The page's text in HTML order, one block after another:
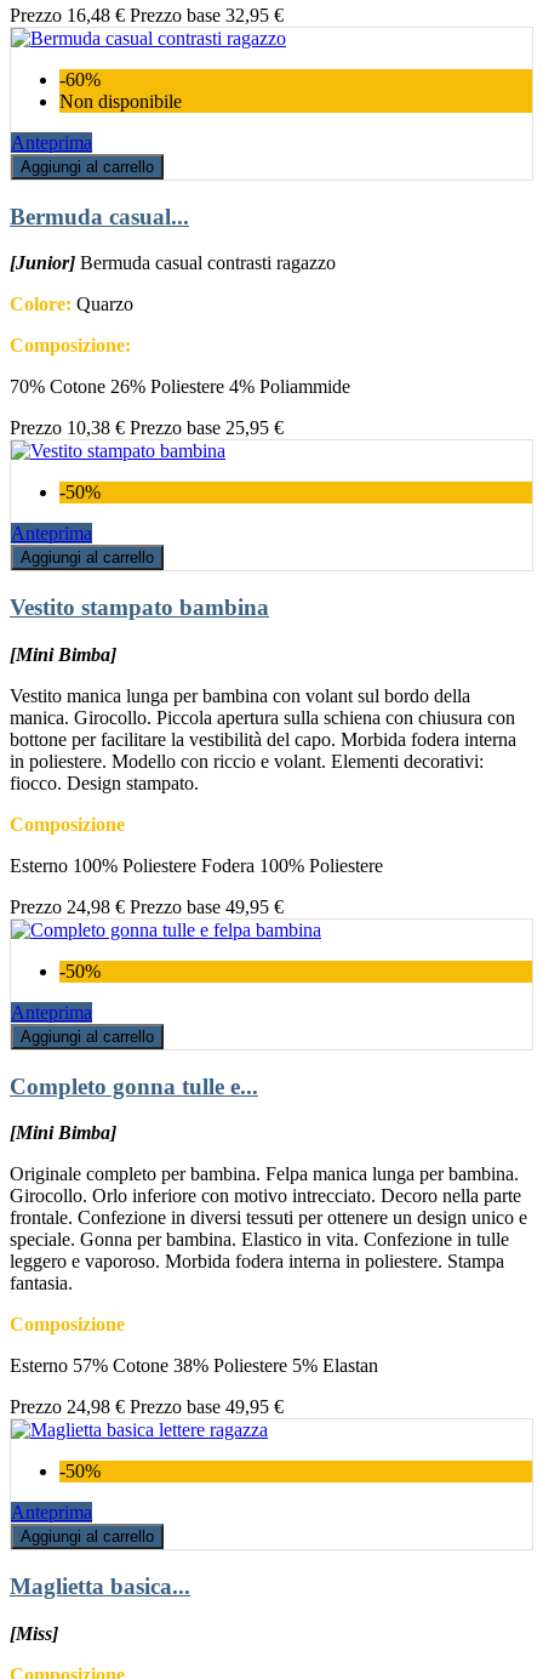
Prezzo 16,48 € Prezzo base 32,95 €
-60%
Non disponibile
Anteprima
Aggiungi al carrello
Bermuda casual...
[Junior] Bermuda casual contrasti ragazzo
Colore: Quarzo
Composizione:
70% Cotone 26% Poliestere 4% Poliammide
Prezzo 10,38 € Prezzo base 25,95 €
-50%
Anteprima
Aggiungi al carrello
Vestito stampato bambina
[Mini Bimba]
Vestito manica lunga per bambina con volant sul bordo della
manica. Girocollo. Piccola apertura sulla schiena con chiusura con
bottone per facilitare la vestibilità del capo. Morbida fodera interna
in poliestere. Modello con riccio e volant. Elementi decorativi:
fiocco. Design stampato.
Composizione
Esterno 100% Poliestere Fodera 100% Poliestere
Prezzo 24,98 € Prezzo base 49,95 €
-50%
Anteprima
Aggiungi al carrello
Completo gonna tulle e...
[Mini Bimba]
Originale completo per bambina. Felpa manica lunga per bambina.
Girocollo. Orlo inferiore con motivo intrecciato. Decoro nella parte
frontale. Confezione in diversi tessuti per ottenere un design unico e
speciale. Gonna per bambina. Elastico in vita. Confezione in tulle
leggero e vaporoso. Morbida fodera interna in poliestere. Stampa
fantasia.
Composizione
Esterno 57% Cotone 38% Poliestere 5% Elastan
Prezzo 24,98 € Prezzo base 49,95 €
-50%
Anteprima
Aggiungi al carrello
Maglietta basica...
[Miss]
Composizione